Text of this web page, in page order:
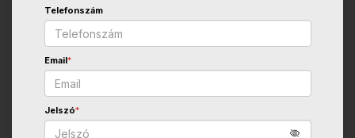
Telefonszám
Email*
Jelszó*